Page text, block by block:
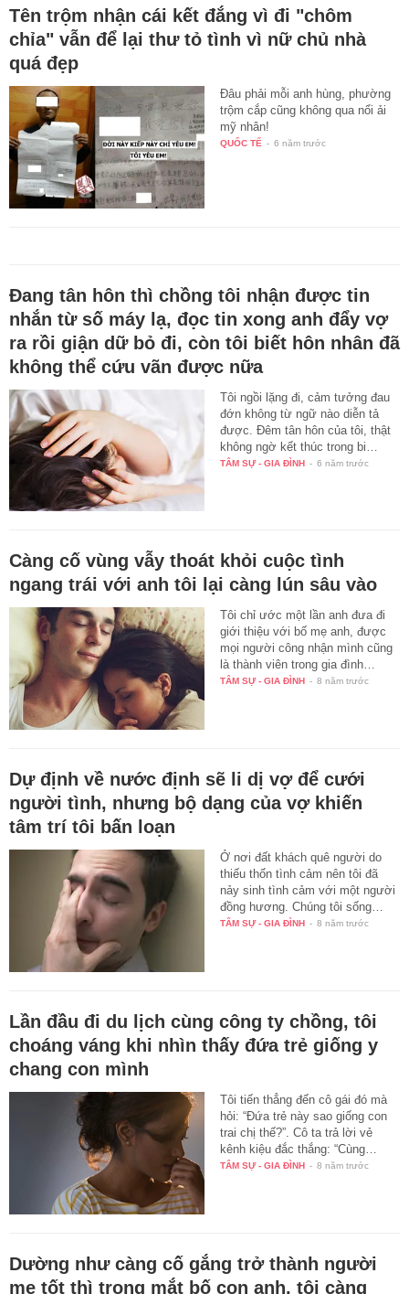
Tên trộm nhận cái kết đắng vì đi "chôm
chỉa" vẫn để lại thư tỏ tình vì nữ chủ nhà
quá đẹp
Đâu phải mỗi anh hùng, phường
trộm cắp cũng không qua nổi ải
mỹ nhân!
QUỐC TẾ - 6 năm trước
Đang tân hôn thì chồng tôi nhận được tin
nhắn từ số máy lạ, đọc tin xong anh đẩy vợ
ra rồi giận dữ bỏ đi, còn tôi biết hôn nhân đã
không thể cứu vãn được nữa
Tôi ngồi lặng đi, cảm tưởng đau
đớn không từ ngữ nào diễn tả
được. Đêm tân hôn của tôi, thật
không ngờ kết thúc trong bi…
TÂM SỰ - GIA ĐÌNH - 6 năm trước
Càng cố vùng vẫy thoát khỏi cuộc tình
ngang trái với anh tôi lại càng lún sâu vào
Tôi chỉ ước một lần anh đưa đi
giới thiệu với bố mẹ anh, được
mọi người công nhận mình cũng
là thành viên trong gia đình…
TÂM SỰ - GIA ĐÌNH - 8 năm trước
Dự định về nước định sẽ li dị vợ để cưới
người tình, nhưng bộ dạng của vợ khiến
tâm trí tôi bấn loạn
Ở nơi đất khách quê người do
thiếu thốn tình cảm nên tôi đã
nảy sinh tình cảm với một người
đồng hương. Chúng tôi sống…
TÂM SỰ - GIA ĐÌNH - 8 năm trước
Lần đầu đi du lịch cùng công ty chồng, tôi
choáng váng khi nhìn thấy đứa trẻ giống y
chang con mình
Tôi tiến thẳng đến cô gái đó mà
hỏi: “Đứa trẻ này sao giống con
trai chị thế?”. Cô ta trả lời vẻ
kênh kiệu đắc thắng: “Cùng…
TÂM SỰ - GIA ĐÌNH - 8 năm trước
Dường như càng cố gắng trở thành người
mẹ tốt thì trong mắt bố con anh, tôi càng